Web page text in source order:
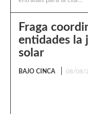
Fraga
entidades la
solar
BAJO CINCA 08/08/